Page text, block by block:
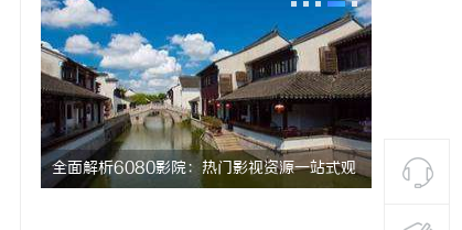
全面解析6080影院：热门影视资源一站式观 深入探秘